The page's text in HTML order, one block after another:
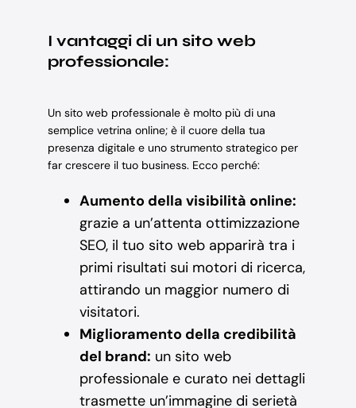
I vantaggi di un sito web
professionale:
Un sito web professionale è molto più di una
semplice vetrina online; è il cuore della tua
presenza digitale e uno strumento strategico per
far crescere il tuo business. Ecco perché:
Aumento della visibilità online:
grazie a un’attenta ottimizzazione
SEO, il tuo sito web apparirà tra i
primi risultati sui motori di ricerca,
attirando un maggior numero di
visitatori.
Miglioramento della credibilità
del brand: un sito web
professionale e curato nei dettagli
trasmette un’immagine di serietà